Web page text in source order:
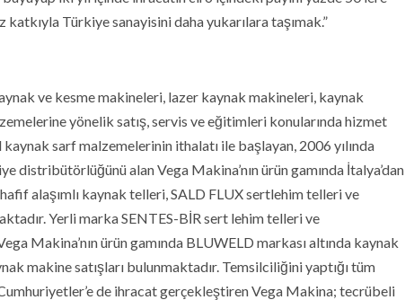
Türkiye sanayisini daha yukarılara taşımak.”
ve kesme makineleri, lazer kaynak makineleri, kaynak
yönelik satış, servis ve eğitimleri konularında hizmet
sarf malzemelerinin ithalatı ile başlayan, 2006 yılında
distribütörlüğünü alan Vega Makina’nın ürün gamında İtalya’dan
alaşımlı kaynak telleri, SALD FLUX sertlehim telleri ve
Yerli marka SENTES-BİR sert lehim telleri ve
Makina’nın ürün gamında BLUWELD markası altında kaynak
makine satışları bulunmaktadır. Temsilciliğini yaptığı tüm
de ihracat gerçekleştiren Vega Makina; tecrübeli